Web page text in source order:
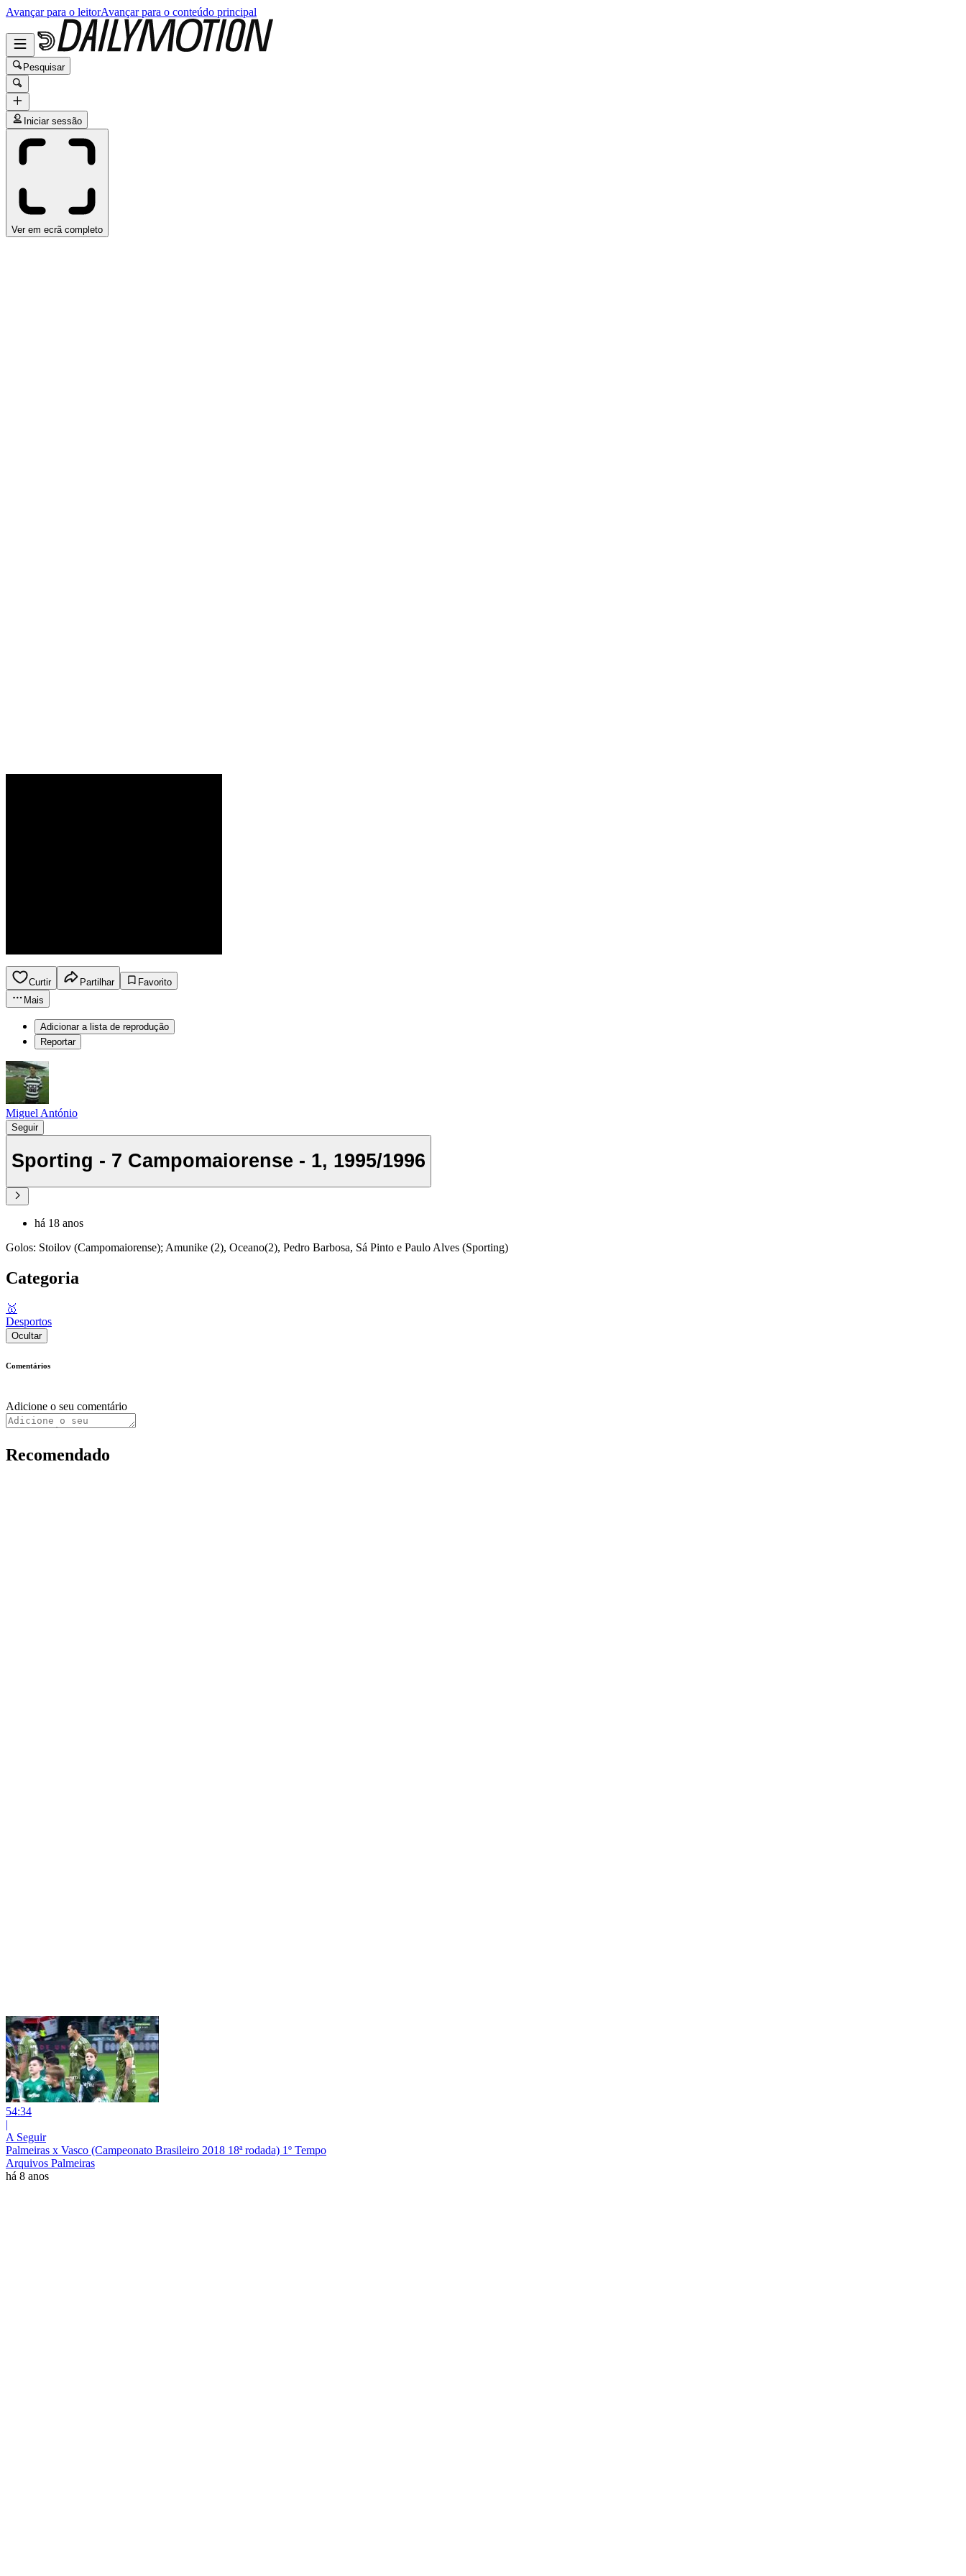
Avançar para o leitorAvançar para o conteúdo principal
Pesquisar
Iniciar sessão
Ver em ecrã completo
Curtir Partilhar
Favorito
Mais
Adicionar a lista de reprodução
Reportar
Miguel António
Seguir
Sporting - 7 Campomaiorense - 1, 1995/1996
há 18 anos
Golos: Stoilov (Campomaiorense); Amunike (2), Oceano(2), Pedro Barbosa, Sá Pinto e Paulo Alves (Sporting)
Categoria
🥇
Desportos
Ocultar
Comentários
Adicione o seu comentário
Recomendado
54:34
|
A Seguir
Palmeiras x Vasco (Campeonato Brasileiro 2018 18ª rodada) 1º Tempo
Arquivos Palmeiras
há 8 anos